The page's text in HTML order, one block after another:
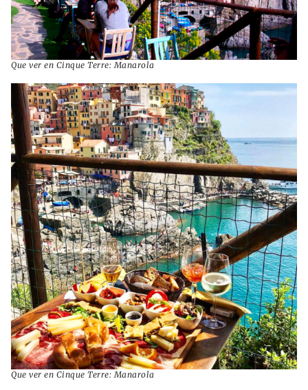
Que ver en Cinque Terre: Manarola
Que ver en Cinque Terre: Manarola